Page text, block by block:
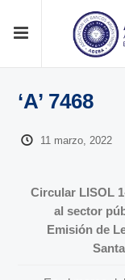
‘A’ 7468
11 marzo, 2022
Circular LISOL
al sector
Emisión de